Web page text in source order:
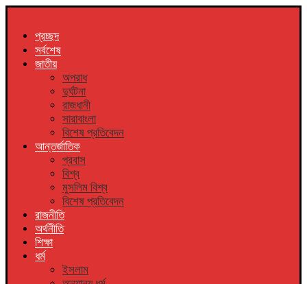
প্রচ্ছদ
সর্বশেষ
জাতীয়
অপরাধ
দুর্ঘটনা
রাজধানী
সারাবাংলা
বিশেষ প্রতিবেদন
আন্তর্জাতিক
প্রবাস
বিশ্ব
মুসলিম বিশ্ব
বিশেষ প্রতিবেদন
রাজনীতি
অর্থনীতি
শিক্ষা
ধর্ম
ইসলাম